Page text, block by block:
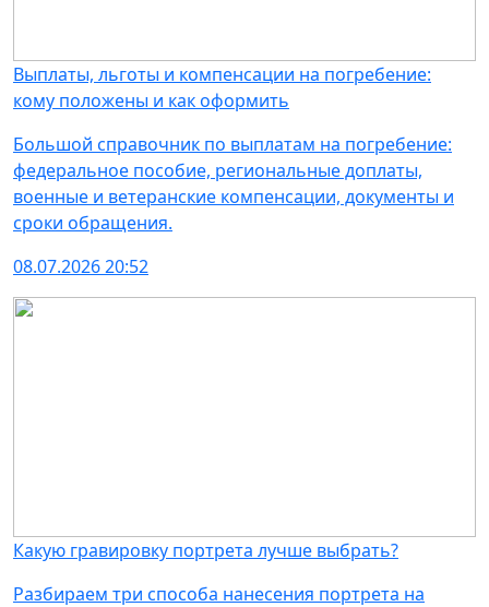
Выплаты, льготы и компенсации на погребение:
кому положены и как оформить
Большой справочник по выплатам на погребение:
федеральное пособие, региональные доплаты,
военные и ветеранские компенсации, документы и
сроки обращения.
08.07.2026 20:52
Какую гравировку портрета лучше выбрать?
Разбираем три способа нанесения портрета на